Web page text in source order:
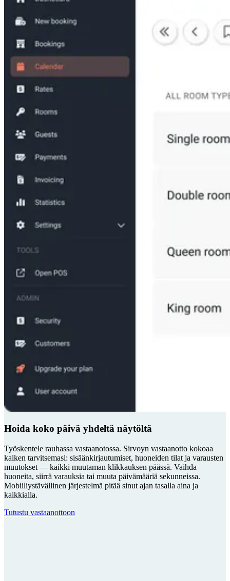
Hoida koko päivä yhdeltä näytöltä
Työskentele rauhassa vastaanotossa. Sirvoyn vastaanotto kokoaa
kaiken tarvitsemasi: sisäänkirjautumiset, huoneiden tilat ja varausten
muutokset — kaikki muutaman klikkauksen päässä. Vaihda
huoneita, siirrä varauksia tai muuta päivämääriä sekunneissa.
Mobiiliystävällinen järjestelmä pitää sinut ajan tasalla aina ja
kaikkialla.
Tutustu vastaanottoon